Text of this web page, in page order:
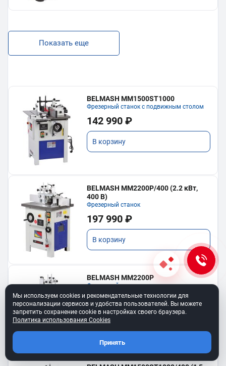
Показать еще
BELMASH MM1500ST1000
Фрезерный станок с подвижным столом
142 990 ₽
В корзину
BELMASH MM2200P/400 (2.2 кВт,
400 В)
Фрезерный станок
197 990 ₽
В корзину
BELMASH MM2200P
Фрезерный станок
197 990 ₽
В корзину
Мы используем cookies и рекомендательные технологии для
персонализации сервисов и удобства пользователей. Вы можете
запретить сохранение cookie в настройках своего браузера.
Политика использования Cookies
Принять